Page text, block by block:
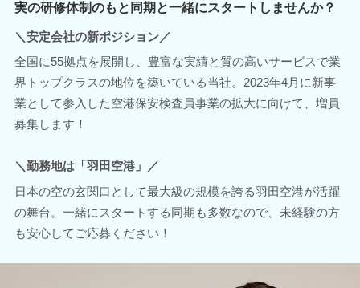
実の研修体制のもと同期と一緒にスタートしませんか？
＼安定会社の新ポジション／
全国に55拠点を展開し、豊富な実績と質の高いサービスで業
界トップクラスの地位を築いている当社。2023年4月に新事
業として参入した空港保安検査員事業の拡大に向けて、増員
募集します！
＼勤務地は「羽田空港」／
日本の空の玄関口として最大級の規模を誇る羽田空港が活躍
の舞台。一緒にスタートする同期も多数なので、未経験の方
も安心してご応募ください！